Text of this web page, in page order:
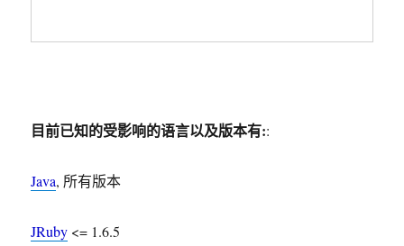
目前已知的受影响的语言以及版本有::
Java, 所有版本
JRuby <= 1.6.5